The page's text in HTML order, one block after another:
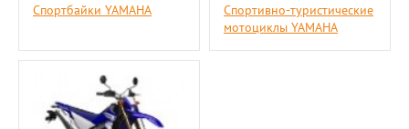
Спортбайки YAMAHA
Спортивно-туристические
мотоциклы YAMAHA